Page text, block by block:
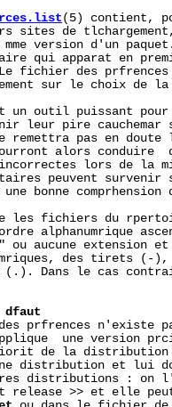
(5) contient,
sites de
mme version d'un
qui apparat en
fichier des
sur le choix de la
un outil puissant
leur pire cauchemar
remettra pas en doute
alors conduire
lors de la
peuvent survenir
bonne comprhension
les fichiers du
alphanumrique
ou aucune extension
des tirets (-
Dans le cas
dfaut
prfrences n'existe
une version
de la
distribution et lui
distributions : on
release >> et elle